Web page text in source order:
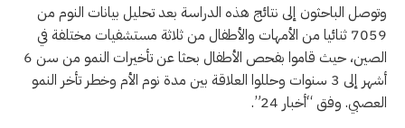
وتوصل الباحثون إلى نتائج هذه الدراسة بعد تحليل بيانات النوم من
7059 ثنائيا من الأمهات والأطفال من ثلاثة مستشفيات مختلفة في
الصين، حيث قاموا بفحص الأطفال بحثا عن تأخيرات النمو من سن 6
أشهر إلى 3 سنوات وحللوا العلاقة بين مدة نوم الأم وخطر تأخر النمو
العصبي. وفق “أخبار 24”.